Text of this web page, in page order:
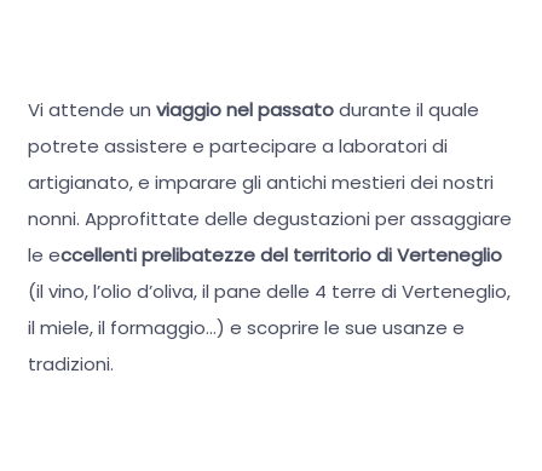
Vi attende un viaggio nel passatodurante il quale
potrete assistere e partecipare a laboratori di
artigianato, e imparare gli antichi mestieri dei nostri
nonni. Approfittate delle degustazioni per assaggiare
le eccellenti prelibatezze del territorio di Verteneglio
(il vino, l’olio d’oliva, il pane delle 4 terre di Verteneglio,
il miele, il formaggio…) e scoprire le sue usanze e
tradizioni.